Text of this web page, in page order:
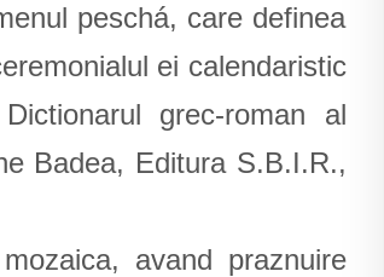
peschá, care definea
ei calendaristic
grec-roman al
Badea, Editura S.B.I.R.,
avand praznuire